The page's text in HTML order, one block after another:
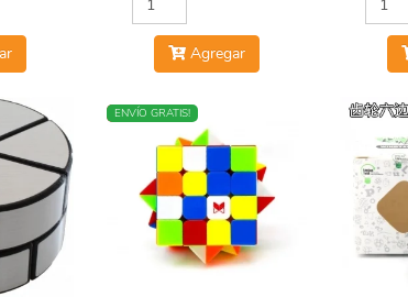
Agregar
NUEVO
ENVÍO GRATIS!